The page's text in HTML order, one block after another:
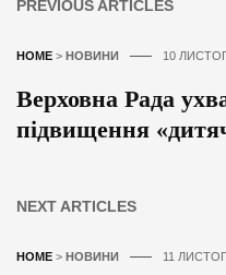
PREVIOUS ARTICLES
HOME > НОВИНИ 10
Верховна Рада
підвищення
NEXT ARTICLES
HOME > НОВИНИ 11